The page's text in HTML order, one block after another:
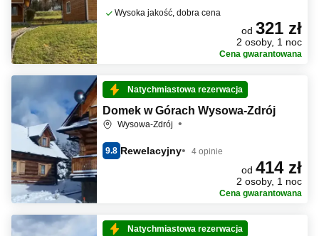
Wysoka jakość, dobra cena
od 321 zł
2 osoby, 1 noc
Cena gwarantowana
Natychmiastowa rezerwacja
Domek w Górach Wysowa-Zdrój
Wysowa-Zdrój
9.8 Rewelacyjny 4 opinie
od 414 zł
2 osoby, 1 noc
Cena gwarantowana
Natychmiastowa rezerwacja